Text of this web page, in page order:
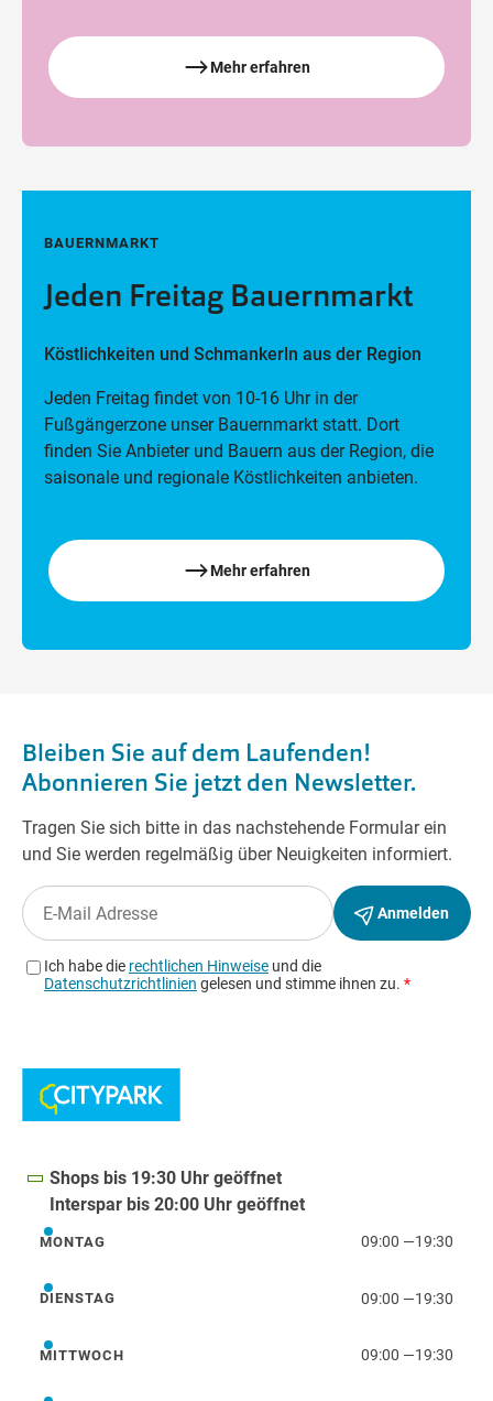
Mehr erfahren
BAUERNMARKT
Jeden Freitag Bauernmarkt
Köstlichkeiten und Schmankerln aus der Region
Jeden Freitag findet von 10-16 Uhr in der
Fußgängerzone unser Bauernmarkt statt. Dort
finden Sie Anbieter und Bauern aus der Region, die
saisonale und regionale Köstlichkeiten anbieten.
Mehr erfahren
Shops bis 19:30 Uhr geöffnet
Interspar bis 20:00 Uhr geöffnet
Montag
MONTAG 09:00 —19:30
Dienstag
DIENSTAG 09:00 —19:30
Mittwoch
MITTWOCH 09:00 —19:30